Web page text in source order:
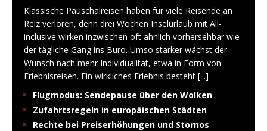
Klassische Pauschalreisen haben für viele Reisende an
Reiz verloren, denn drei Wochen Inselurlaub mit All-
inclusive wirken inzwischen oft ähnlich vorhersehbar wie
der tägliche Gang ins Büro. Umso stärker wächst der
Wunsch nach mehr Individualität, etwa in Form von
Erlebnisreisen. Ein wirkliches Erlebnis besteht [...]
Flugmodus: Sendepause über den Wolken
Zufahrtsregeln in europäischen Städten
Rechte bei Preiserhöhungen und Stornos